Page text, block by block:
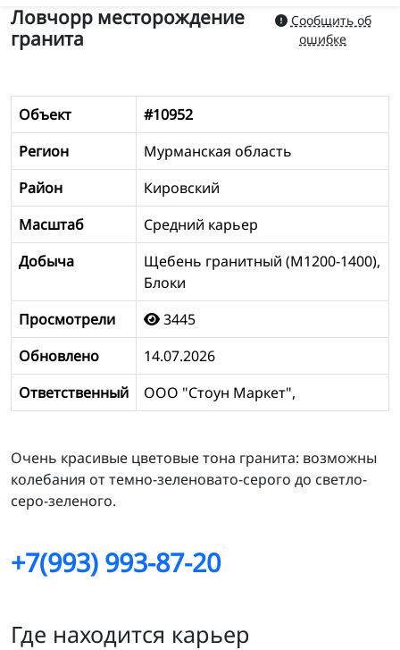
Ловчорр месторождение
гранита
Сообщить об
ошибке
Объект
#10952
Регион
Мурманская область
Район
Кировский
Масштаб
Средний карьер
Добыча
Щебень гранитный (М1200-1400),
Блоки
Просмотрели
3445
Обновлено
14.07.2026
Ответственный
ООО "Стоун Маркет",
Очень красивые цветовые тона гранита: возможны
колебания от темно-зеленовато-серого до светло-
серо-зеленого.
+7(993) 993-87-20
Где находится карьер